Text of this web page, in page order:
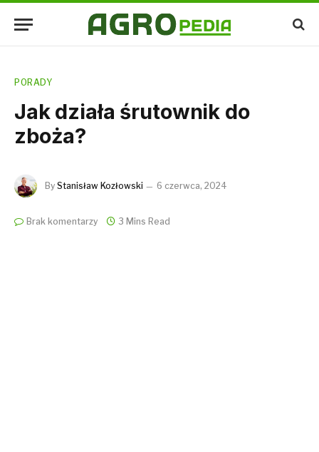
PORADY
Jak działa śrutownik do
zboża?
By Stanisław Kozłowski 6 czerwca, 2024
Brak komentarzy 3 Mins Read